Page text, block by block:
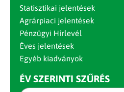
Statisztikai jelentések
Agrárpiaci jelentések
Pénzügyi Hírlevél
Éves jelentések
Egyéb kiadványok
ÉV SZERINTI SZŰRÉS